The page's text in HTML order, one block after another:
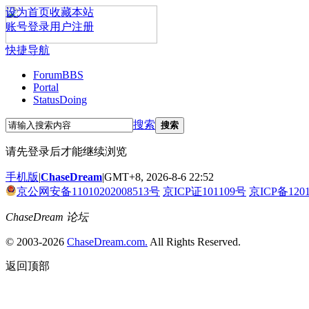
设为首页收藏本站
账号登录用户注册
快捷导航
ForumBBS
Portal
StatusDoing
搜索 搜索
请先登录后才能继续浏览
手机版|ChaseDream|GMT+8, 2026-8-6 22:52
京公网安备11010202008513号 京ICP证101109号 京ICP备
ChaseDream 论坛
© 2003-2026 ChaseDream.com. All Rights Reserved.
返回顶部